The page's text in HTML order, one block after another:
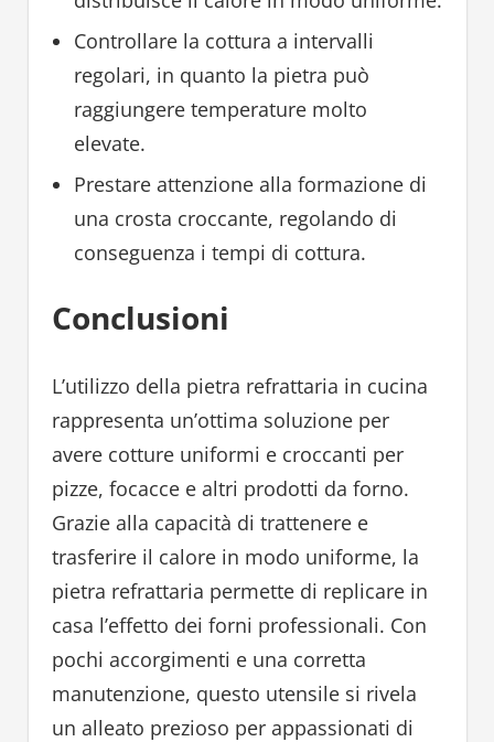
Controllare la cottura a intervalli
regolari, in quanto la pietra può
raggiungere temperature molto
elevate.
Prestare attenzione alla formazione di
una crosta croccante, regolando di
conseguenza i tempi di cottura.
Conclusioni
L’utilizzo della pietra refrattaria in cucina
rappresenta un’ottima soluzione per
avere cotture uniformi e croccanti per
pizze, focacce e altri prodotti da forno.
Grazie alla capacità di trattenere e
trasferire il calore in modo uniforme, la
pietra refrattaria permette di replicare in
casa l’effetto dei forni professionali. Con
pochi accorgimenti e una corretta
manutenzione, questo utensile si rivela
un alleato prezioso per appassionati di